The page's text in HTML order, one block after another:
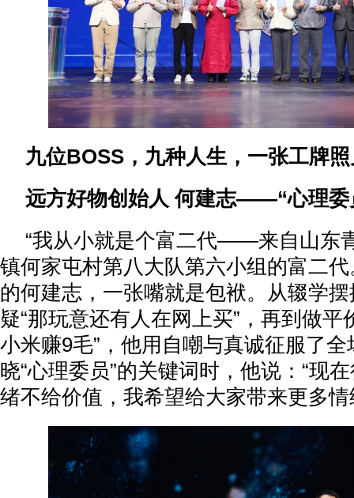
九位BOSS，九种人生，一张工牌
远方好物创始人 何建志——“心理委
“我从小就是个富二代——来自山东
镇何家屯村第八大队第六小组的富二代
的何建志，一张嘴就是包袱。从辍学
疑“那玩意还有人在网上买”，再到做平
小米赚9毛”，他用自嘲与真诚征服了
晓“心理委员”的关键词时，他说：“现
绪不给价值，我希望给大家带来更多情